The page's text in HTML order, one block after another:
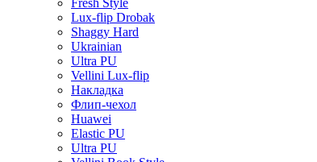
Fresh Style
Lux-flip Drobak
Shaggy Hard
Ukrainian
Ultra PU
Vellini Lux-flip
Накладка
Флип-чехол
Huawei
Elastic PU
Ultra PU